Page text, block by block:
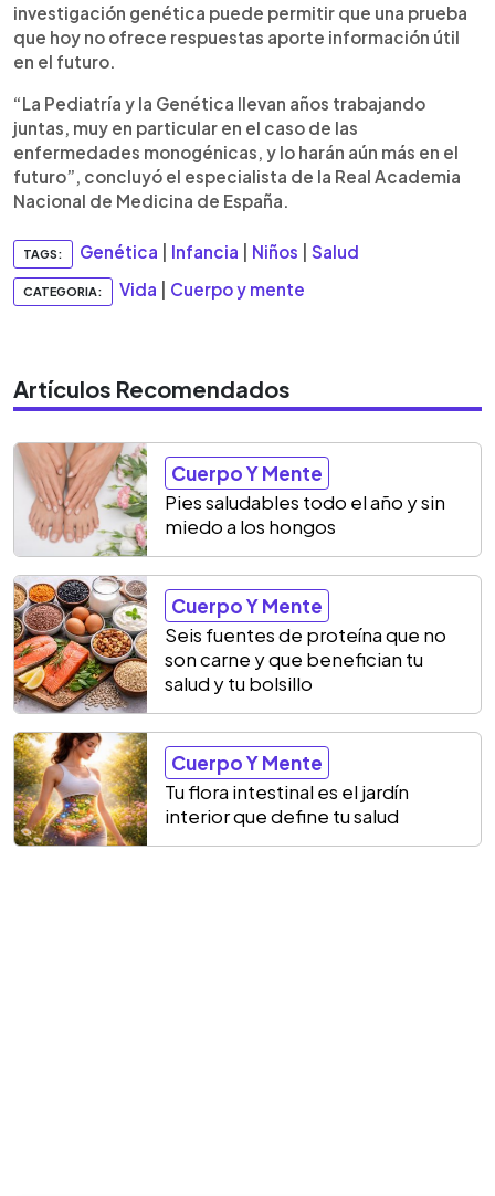
investigación genética puede permitir que una prueba
que hoy no ofrece respuestas aporte información útil
en el futuro.
“La Pediatría y la Genética llevan años trabajando
juntas, muy en particular en el caso de las
enfermedades monogénicas, y lo harán aún más en el
futuro”, concluyó el especialista de la Real Academia
Nacional de Medicina de España.
TAGS: Genética Infancia Niños Salud
CATEGORIA: Vida Cuerpo y mente
Artículos Recomendados
Cuerpo Y Mente
Pies saludables todo el año y sin
miedo a los hongos
Cuerpo Y Mente
Seis fuentes de proteína que no
son carne y que benefician tu
salud y tu bolsillo
Cuerpo Y Mente
Tu flora intestinal es el jardín
interior que define tu salud